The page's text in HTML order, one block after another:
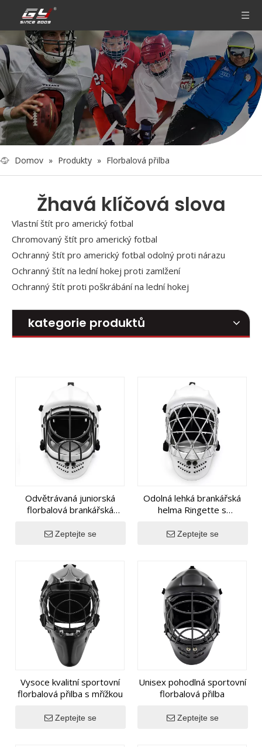
Domov » Produkty » Florbalová přilba
Žhavá klíčová slova
Vlastní štít pro americký fotbal
Chromovaný štít pro americký fotbal
Ochranný štít pro americký fotbal odolný proti nárazu
Ochranný štít na lední hokej proti zamlžení
Ochranný štít proti poškrábání na lední hokej
kategorie produktů
Odvětrávaná juniorská
florbalová brankářská
Zeptejte se
Odolná lehká brankářská
helma Ringette s
Zeptejte se
Vysoce kvalitní sportovní
florbalová přilba s mřížkou
Zeptejte se
Unisex pohodlná sportovní
florbalová přilba
Zeptejte se